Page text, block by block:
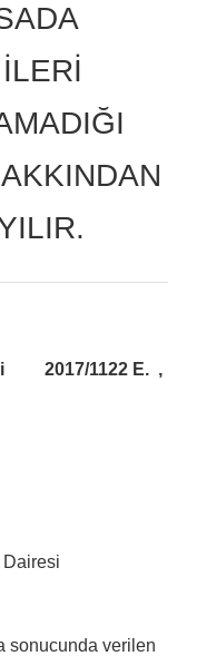
2017/1122 E. ,
Dairesi
sonucunda verilen